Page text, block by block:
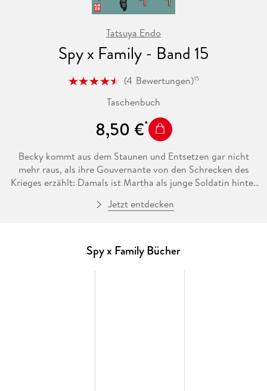
Tatsuya Endo
Spy x Family - Band 15
(4 Bewertungen)15
Taschenbuch
8,50 €
Becky kommt aus dem Staunen und Entsetzen gar nicht
mehr raus, als ihre Gouvernante von den Schrecken des
Krieges erzählt: Damals ist Martha als junge Soldatin hinter
während sie zu Hause bereits alle für tot hielten - selbst der
über Westalis und den Krieg aufgetischt wurden, und zum
ersten Mal begann die Soldatin damals, an ihrer Mission zu
Jetzt entdecken
Spy x Family Bücher